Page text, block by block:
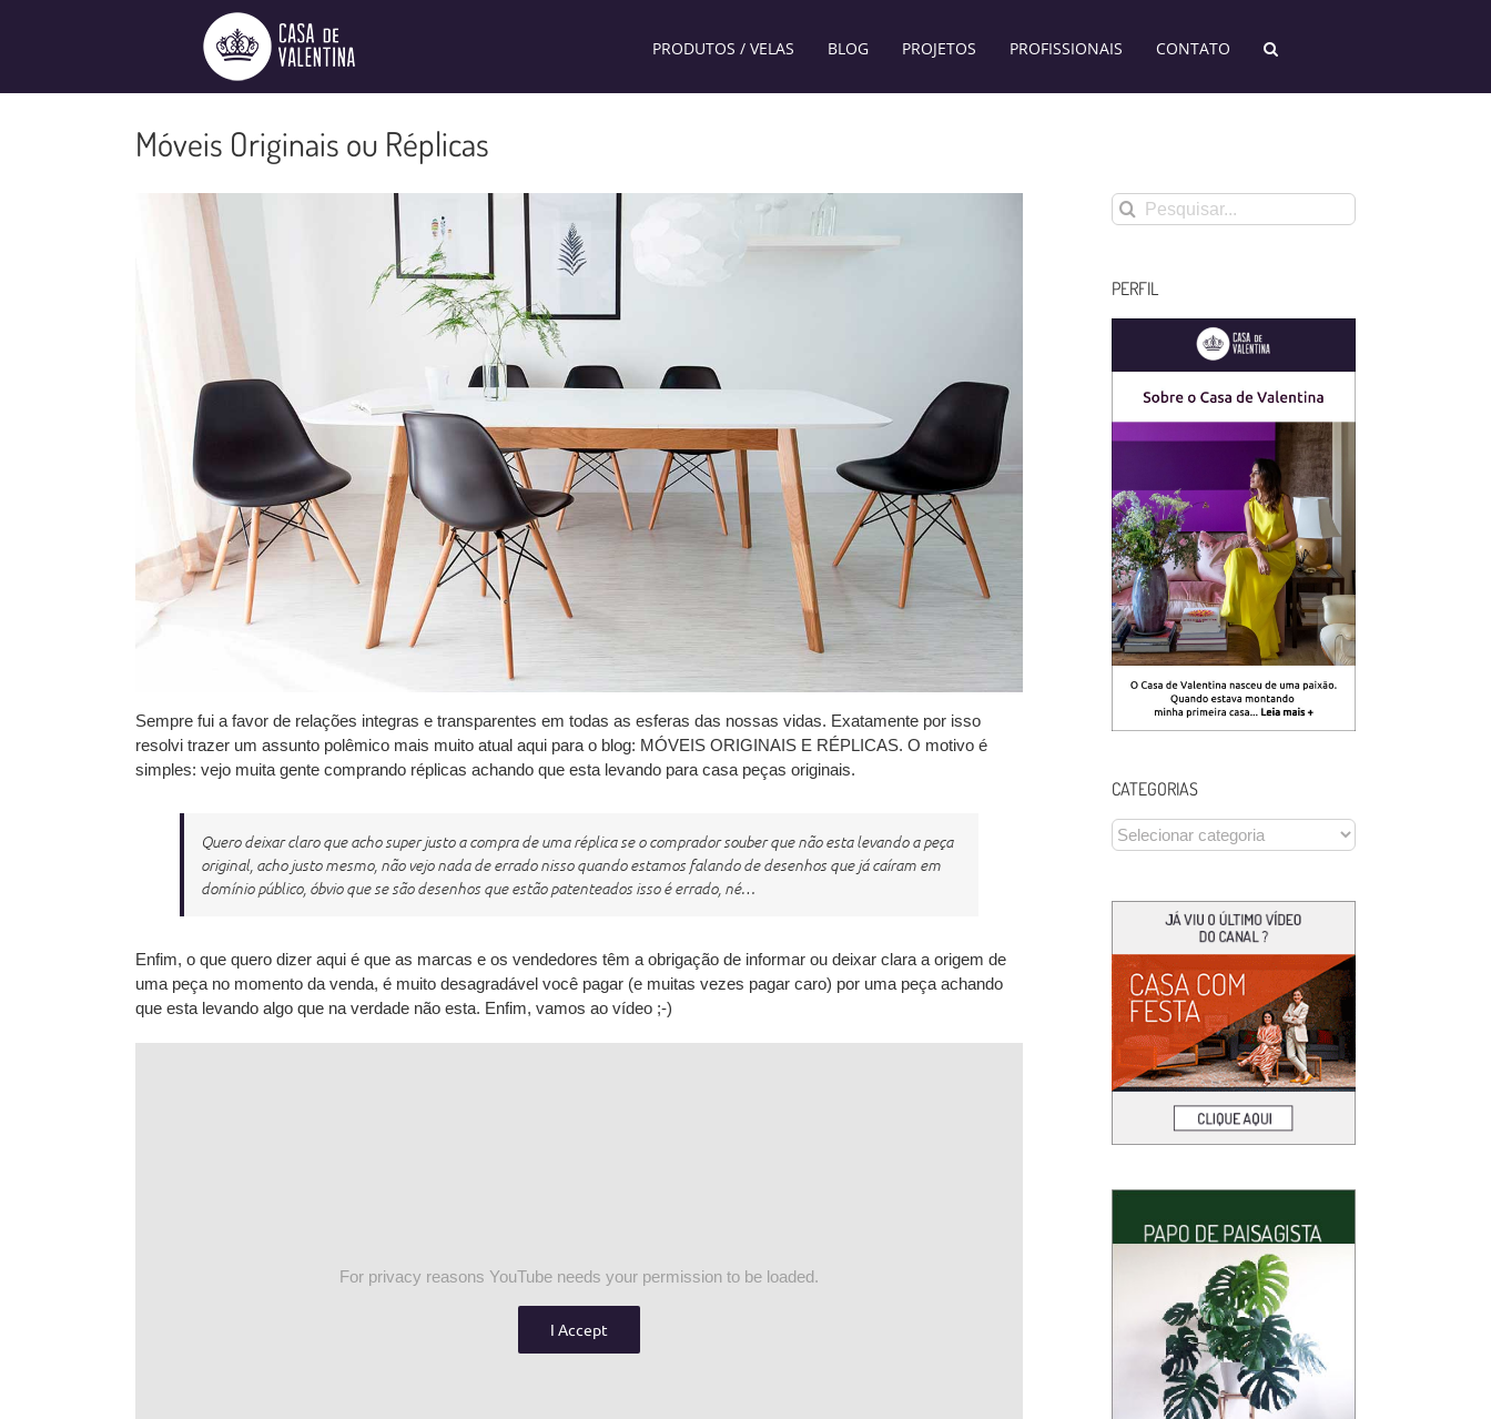
PRODUTOS / VELAS BLOG PROJETOS PROFISSIONAIS CONTATO
Móveis Originais ou Réplicas
Sempre fui a favor de relações integras e transparentes em todas as esferas das nossas vidas. Exatamente por isso
resolvi trazer um assunto polêmico mais muito atual aqui para o blog: MÓVEIS ORIGINAIS E RÉPLICAS. O motivo é
simples: vejo muita gente comprando réplicas achando que esta levando para casa peças originais.
Quero deixar claro que acho super justo a compra de uma réplica se o comprador souber que não esta levando a peça
original, acho justo mesmo, não vejo nada de errado nisso quando estamos falando de desenhos que já caíram em
domínio público, óbvio que se são desenhos que estão patenteados isso é errado, né…
Enfim, o que quero dizer aqui é que as marcas e os vendedores têm a obrigação de informar ou deixar clara a origem de
uma peça no momento da venda, é muito desagradável você pagar (e muitas vezes pagar caro) por uma peça achando
que esta levando algo que na verdade não esta. Enfim, vamos ao vídeo ;-)
For privacy reasons YouTube needs your permission to be loaded.
I Accept
Buscar
resultados
PERFIL
CATEGORIAS
CATEGORIAS